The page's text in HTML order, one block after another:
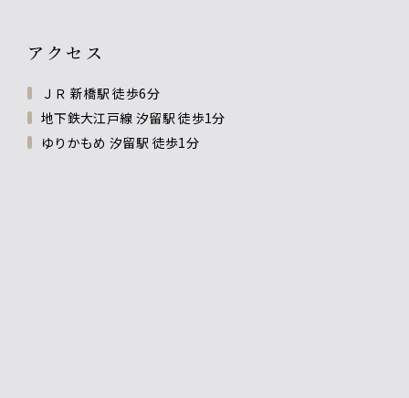
アクセス
ＪＲ 新橋駅 徒歩6分
地下鉄大江戸線 汐留駅 徒歩1分
ゆりかもめ 汐留駅 徒歩1分